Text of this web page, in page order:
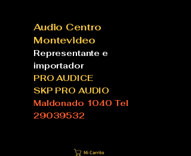
Audio Centro
Montevideo
Representante e
importador
PRO AUDICE
SKP PRO AUDIO
Maldonado 1040 Tel
29039532
Mi Carrito